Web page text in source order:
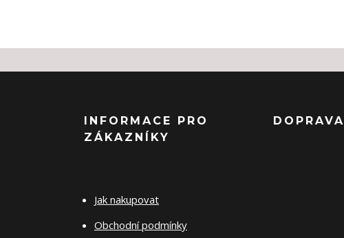
INFORMACE PRO
ZÁKAZNÍKY
Jak nakupovat
Obchodní podmínky
DOPRAVA